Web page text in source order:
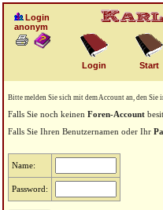
Login
anonym
Login Start
Bitte melden Sie sich mit dem Account an, den Sie
Falls Sie noch keinen Foren-Account
Falls Sie Ihren Benutzernamen oder Ihr
Name:
Password: